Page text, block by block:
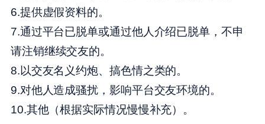
6.提供虚假资料的。
7.通过平台已脱单或通过他人介绍已脱单，不申
请注销继续交友的。
8.以交友名义约炮、搞色情之类的。
9.对他人造成骚扰，影响平台交友环境的。
10.其他（根据实际情况慢慢补充）。